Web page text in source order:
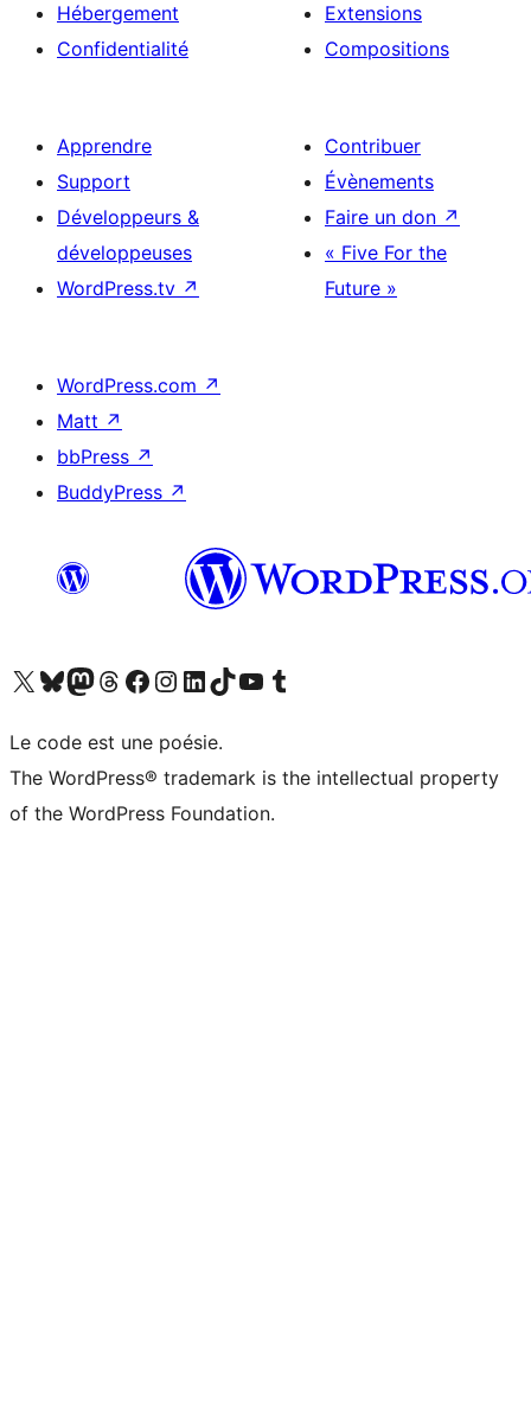
Hébergement
Confidentialité
Extensions
Compositions
Apprendre
Support
Développeurs &
développeuses
WordPress.tv ↗
Contribuer
Évènements
Faire un don ↗
« Five For the
Future »
WordPress.com ↗
Matt ↗
bbPress ↗
BuddyPress ↗
Visitez notre compte X (précédemment Twitter)
Visiter notre compte Bluesky
Visiter notre compte Mastodon
Visiter notre compte Threads
Consulter notre compte Facebook
Consulter notre compte Instagram
Consulter notre compte LinkedIn
Visiter notre compte TokTok
Visiter notre chaîne YouTube
Visiter notre compte Tumblr
Le code est une poésie.
The WordPress® trademark is the intellectual property
of the WordPress Foundation.